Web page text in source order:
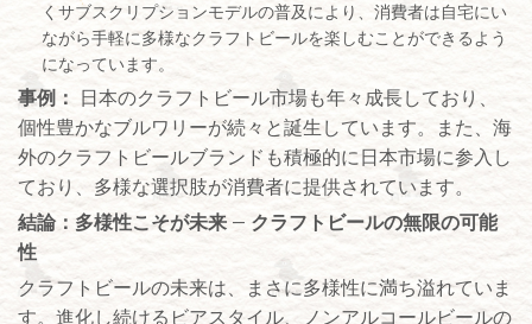
くサブスクリプションモデルの普及により、消費者は自宅にい
ながら手軽に多様なクラフトビールを楽しむことができるよう
になっています。
事例： 日本のクラフトビール市場も年々成長しており、
個性豊かなブルワリーが続々と誕生しています。また、海
外のクラフトビールブランドも積極的に日本市場に参入し
ており、多様な選択肢が消費者に提供されています。
結論：多様性こそが未来 – クラフトビールの無限の可能
性
クラフトビールの未来は、まさに多様性に満ち溢れていま
す。進化し続けるビアスタイル、ノンアルコールビールの